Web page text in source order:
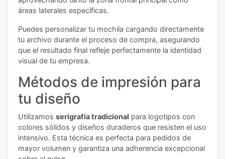
áreas laterales específicas.
Puedes personalizar tu mochila cargando directamente
tu archivo durante el proceso de compra, asegurando
que el resultado final refleje perfectamente la identidad
visual de tu empresa.
Métodos de impresión para
tu diseño
Utilizamos serigrafía tradicional para logotipos con
colores sólidos y diseños duraderos que resisten el uso
intensivo. Esta técnica es perfecta para pedidos de
mayor volumen y garantiza una adherencia excepcional